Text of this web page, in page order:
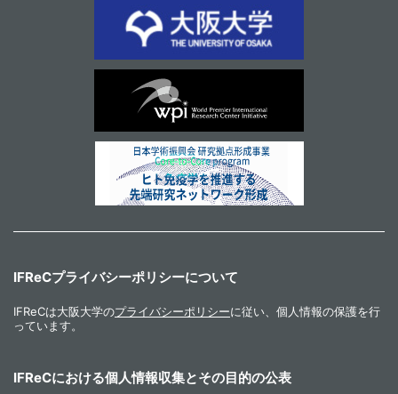
IFReCプライバシーポリシーについて
IFReCは大阪大学のプライバシーポリシーに従い、個人情報の保護を行
っています。
IFReCにおける個人情報収集とその目的の公表